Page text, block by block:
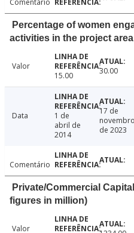
Percentage of women
activities in the project area
Valor
15.00
30.00
Data
1 de
abril de
2014
17 de
novembro
de 2023
Comentário
Private/Commercial
figures in million)
Valor